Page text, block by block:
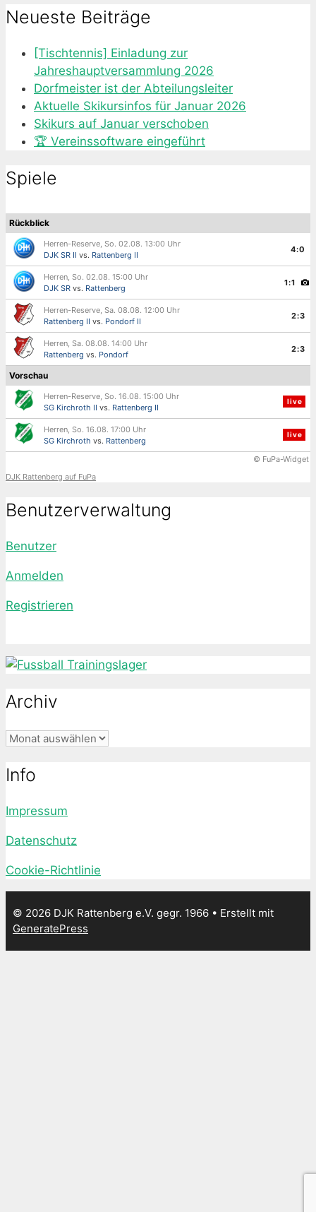
Neueste Beiträge
[Tischtennis] Einladung zur
Jahreshauptversammlung 2026
Dorfmeister ist der Abteilungsleiter
Aktuelle Skikursinfos für Januar 2026
Skikurs auf Januar verschoben
🏆 Vereinssoftware eingeführt
Spiele
Rückblick
Herren-Reserve, So. 02.08. 13:00 Uhr
DJK SR II vs. Rattenberg II
4:0
Herren, So. 02.08. 15:00 Uhr
DJK SR vs. Rattenberg
1:1
Herren-Reserve, Sa. 08.08. 12:00 Uhr
Rattenberg II vs. Pondorf II
2:3
Herren, Sa. 08.08. 14:00 Uhr
Rattenberg vs. Pondorf
2:3
Vorschau
Herren-Reserve, So. 16.08. 15:00 Uhr
SG Kirchroth II vs. Rattenberg II
live
Herren, So. 16.08. 17:00 Uhr
SG Kirchroth vs. Rattenberg
live
© FuPa-Widget
DJK Rattenberg auf FuPa
Benutzerverwaltung
Benutzer
Anmelden
Registrieren
Archiv
Archiv
Info
Impressum
Datenschutz
Cookie-Richtlinie
© 2026 DJK Rattenberg e.V. gegr. 1966 • Erstellt mit
GeneratePress